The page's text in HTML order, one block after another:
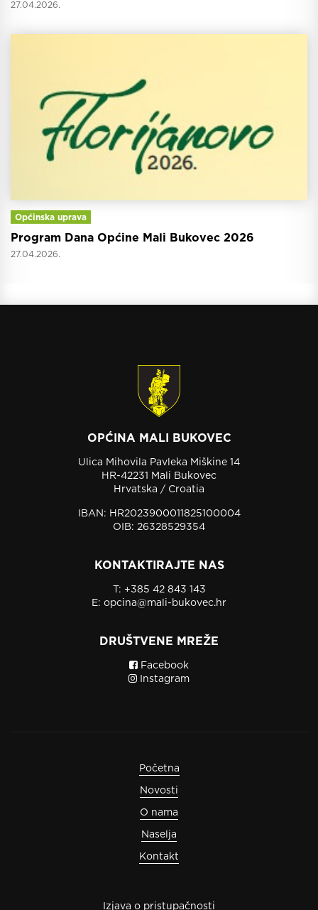
27.04.2026.
Općinska uprava
Program Dana Općine Mali Bukovec 2026
27.04.2026.
OPĆINA MALI BUKOVEC
Ulica Mihovila Pavleka Miškine 14
HR-42231 Mali Bukovec
Hrvatska / Croatia
IBAN: HR2023900011825100004
OIB: 26328529354
KONTAKTIRAJTE NAS
T: +385 42 843 143
E: opcina@mali-bukovec.hr
DRUŠTVENE MREŽE
Facebook
Instagram
Početna
Novosti
O nama
Naselja
Kontakt
Izjava o pristupačnosti